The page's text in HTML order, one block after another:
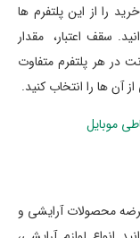
را از این پلتفرم ها
سقف اعتبار، مقدار
در هر پلتفرم متفاوت
ها را انتخاب کنید.
موبایل
محصولات آرایشی و